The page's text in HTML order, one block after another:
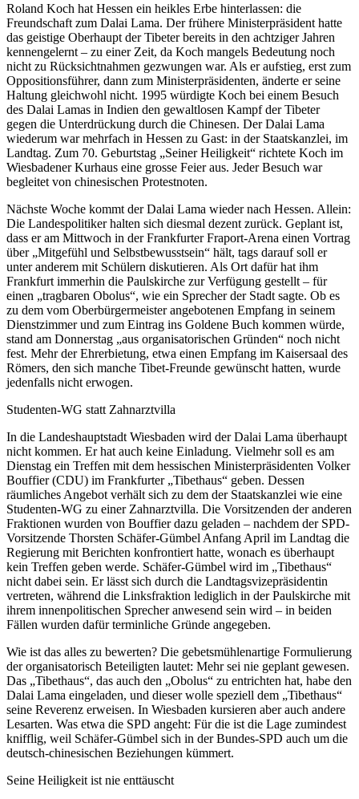
Roland Koch hat Hessen ein heikles Erbe hinterlassen: die
Freundschaft zum Dalai Lama. Der frühere Ministerpräsident hatte
das geistige Oberhaupt der Tibeter bereits in den achtziger Jahren
kennengelernt – zu einer Zeit, da Koch mangels Bedeutung noch
nicht zu Rücksichtnahmen gezwungen war. Als er aufstieg, erst zum
Oppositionsführer, dann zum Ministerpräsidenten, änderte er seine
Haltung gleichwohl nicht. 1995 würdigte Koch bei einem Besuch
des Dalai Lamas in Indien den gewaltlosen Kampf der Tibeter
gegen die Unterdrückung durch die Chinesen. Der Dalai Lama
wiederum war mehrfach in Hessen zu Gast: in der Staatskanzlei, im
Landtag. Zum 70. Geburtstag „Seiner Heiligkeit“ richtete Koch im
Wiesbadener Kurhaus eine grosse Feier aus. Jeder Besuch war
begleitet von chinesischen Protestnoten.
Nächste Woche kommt der Dalai Lama wieder nach Hessen. Allein:
Die Landespolitiker halten sich diesmal dezent zurück. Geplant ist,
dass er am Mittwoch in der Frankfurter Fraport-Arena einen Vortrag
über „Mitgefühl und Selbstbewusstsein“ hält, tags darauf soll er
unter anderem mit Schülern diskutieren. Als Ort dafür hat ihm
Frankfurt immerhin die Paulskirche zur Verfügung gestellt – für
einen „tragbaren Obolus“, wie ein Sprecher der Stadt sagte. Ob es
zu dem vom Oberbürgermeister angebotenen Empfang in seinem
Dienstzimmer und zum Eintrag ins Goldene Buch kommen würde,
stand am Donnerstag „aus organisatorischen Gründen“ noch nicht
fest. Mehr der Ehrerbietung, etwa einen Empfang im Kaisersaal des
Römers, den sich manche Tibet-Freunde gewünscht hatten, wurde
jedenfalls nicht erwogen.
Studenten-WG statt Zahnarztvilla
In die Landeshauptstadt Wiesbaden wird der Dalai Lama überhaupt
nicht kommen. Er hat auch keine Einladung. Vielmehr soll es am
Dienstag ein Treffen mit dem hessischen Ministerpräsidenten Volker
Bouffier (CDU) im Frankfurter „Tibethaus“ geben. Dessen
räumliches Angebot verhält sich zu dem der Staatskanzlei wie eine
Studenten-WG zu einer Zahnarztvilla. Die Vorsitzenden der anderen
Fraktionen wurden von Bouffier dazu geladen – nachdem der SPD-
Vorsitzende Thorsten Schäfer-Gümbel Anfang April im Landtag die
Regierung mit Berichten konfrontiert hatte, wonach es überhaupt
kein Treffen geben werde. Schäfer-Gümbel wird im „Tibethaus“
nicht dabei sein. Er lässt sich durch die Landtagsvizepräsidentin
vertreten, während die Linksfraktion lediglich in der Paulskirche mit
ihrem innenpolitischen Sprecher anwesend sein wird – in beiden
Fällen wurden dafür terminliche Gründe angegeben.
Wie ist das alles zu bewerten? Die gebetsmühlenartige Formulierung
der organisatorisch Beteiligten lautet: Mehr sei nie geplant gewesen.
Das „Tibethaus“, das auch den „Obolus“ zu entrichten hat, habe den
Dalai Lama eingeladen, und dieser wolle speziell dem „Tibethaus“
seine Reverenz erweisen. In Wiesbaden kursieren aber auch andere
Lesarten. Was etwa die SPD angeht: Für die ist die Lage zumindest
knifflig, weil Schäfer-Gümbel sich in der Bundes-SPD auch um die
deutsch-chinesischen Beziehungen kümmert.
Seine Heiligkeit ist nie enttäuscht